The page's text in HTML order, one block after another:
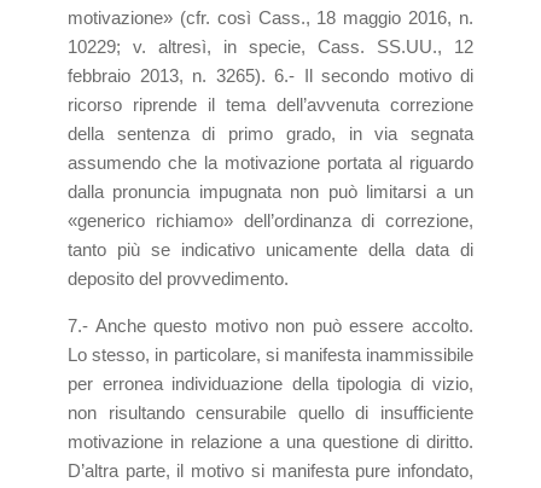
motivazione» (cfr. così Cass., 18 maggio 2016, n.
10229; v. altresì, in specie, Cass. SS.UU., 12
febbraio 2013, n. 3265). 6.- Il secondo motivo di
ricorso riprende il tema dell’avvenuta correzione
della sentenza di primo grado, in via segnata
assumendo che la motivazione portata al riguardo
dalla pronuncia impugnata non può limitarsi a un
«generico richiamo» dell’ordinanza di correzione,
tanto più se indicativo unicamente della data di
deposito del provvedimento.
7.- Anche questo motivo non può essere accolto.
Lo stesso, in particolare, si manifesta inammissibile
per erronea individuazione della tipologia di vizio,
non risultando censurabile quello di insufficiente
motivazione in relazione a una questione di diritto.
D’altra parte, il motivo si manifesta pure infondato,